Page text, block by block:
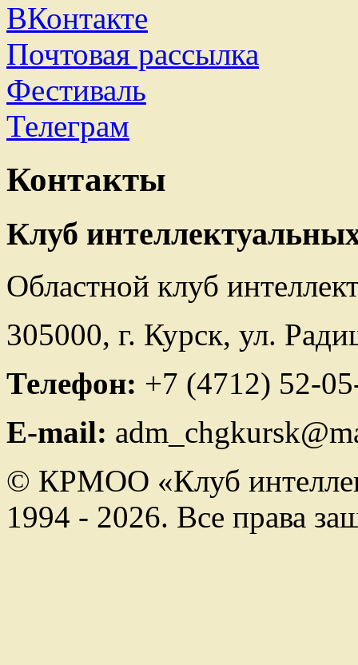
ВКонтакте
Почтовая рассылка
Фестиваль
Телеграм
Контакты
Клуб
Областной клуб
305000, г. Курск, ул.
Телефон: +7 (4712) 52-
E-mail:
© КРМОО «Клуб
1994 - 2026. Все права